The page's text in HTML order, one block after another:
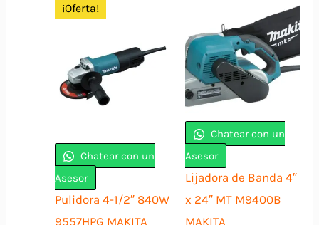
¡Oferta!
Chatear con un
Asesor
Pulidora 4-1/2″ 840W
9557HPG MAKITA
Chatear con un
Asesor
Lijadora de Banda 4″
x 24″ MT M9400B
MAKITA